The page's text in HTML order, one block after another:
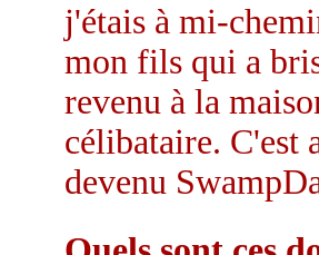
j'étais à mi-
mon fils qui a
revenu à la
célibataire. C'est
devenu